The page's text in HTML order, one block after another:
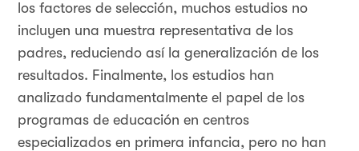
los factores de selección, muchos estudios no
incluyen una muestra representativa de los
padres, reduciendo así la generalización de los
resultados. Finalmente, los estudios han
analizado fundamentalmente el papel de los
programas de educación en centros
especializados en primera infancia, pero no han